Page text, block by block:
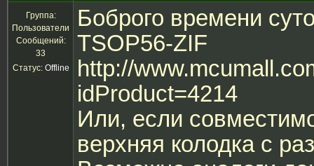
Группа:
Пользователи
Сообщений:
33
Статус: Offline
Боброго времени
TSOP56-ZIF
http://
idProduct=4214
Или, если
верхняя колодка с